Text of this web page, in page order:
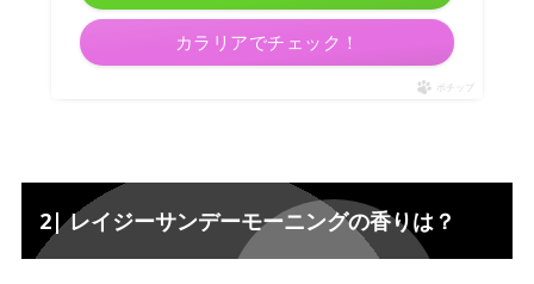
カラリアでチェック！
ポチップ
2| レイジーサンデーモーニングの香りは？